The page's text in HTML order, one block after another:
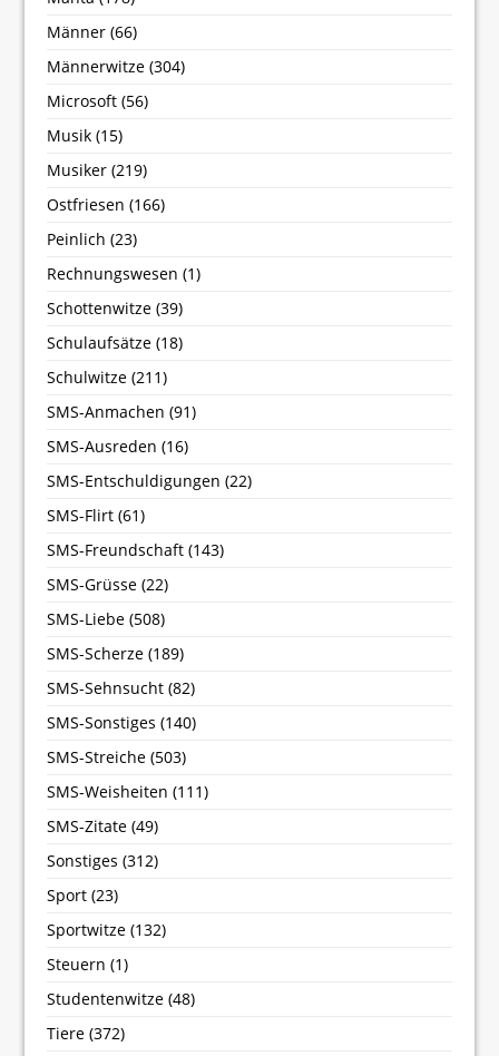
Männer (66)
Männerwitze (304)
Microsoft (56)
Musik (15)
Musiker (219)
Ostfriesen (166)
Peinlich (23)
Rechnungswesen (1)
Schottenwitze (39)
Schulaufsätze (18)
Schulwitze (211)
SMS-Anmachen (91)
SMS-Ausreden (16)
SMS-Entschuldigungen (22)
SMS-Flirt (61)
SMS-Freundschaft (143)
SMS-Grüsse (22)
SMS-Liebe (508)
SMS-Scherze (189)
SMS-Sehnsucht (82)
SMS-Sonstiges (140)
SMS-Streiche (503)
SMS-Weisheiten (111)
SMS-Zitate (49)
Sonstiges (312)
Sport (23)
Sportwitze (132)
Steuern (1)
Studentenwitze (48)
Tiere (372)